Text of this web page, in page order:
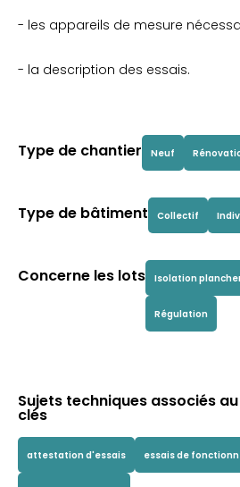
- les appareils de mesure
- la description des essais.
Type de chantier Neuf
Type de bâtiment Collectif
Concerne les lots Isolation
Régulation
Sujets techniques associés
clés
attestation d'essais essais de